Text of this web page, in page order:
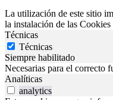
La utilización de este sitio
la instalación de las
Técnicas
Técnicas
Siempre habilitado
Necesarias para el correcto
Analíticas
analytics